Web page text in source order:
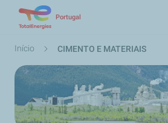
o
principal
Portugal
Navegação
estrutural
Início CIMENTO E MATERIAIS